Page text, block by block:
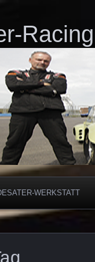
Racing
WERKSTATT